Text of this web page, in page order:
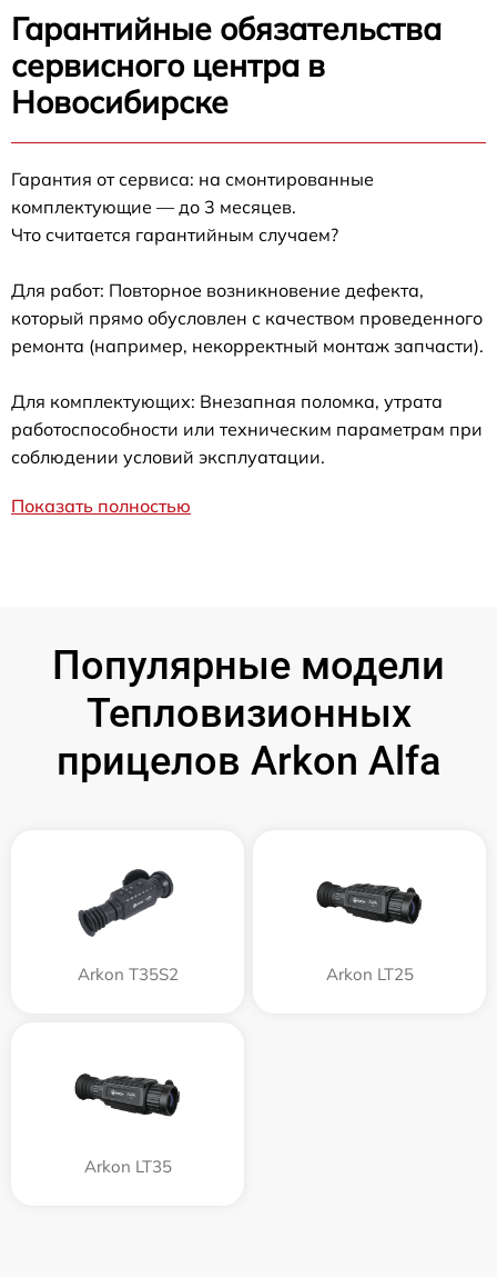
Гарантийные обязательства
сервисного центра в
Новосибирске
Гарантия от сервиса: на смонтированные
комплектующие — до 3 месяцев.
Что считается гарантийным случаем?
Для работ: Повторное возникновение дефекта,
который прямо обусловлен с качеством проведенного
ремонта (например, некорректный монтаж запчасти).
Для комплектующих: Внезапная поломка, утрата
работоспособности или техническим параметрам при
соблюдении условий эксплуатации.
Показать полностью
Популярные модели
Тепловизионных
прицелов Arkon Alfa
Arkon T35S2 Arkon LT25
Arkon LT35